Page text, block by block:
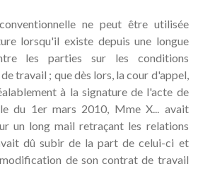
ne peut être utilisée
lorsqu'il existe depuis une longue
les parties sur les conditions
travail ; que dès lors, la cour d'appel,
à la signature de l'acte de
du 1er mars 2010, Mme X... avait
un long mail retraçant les relations
dû subir de la part de celui-ci et
de son contrat de travail